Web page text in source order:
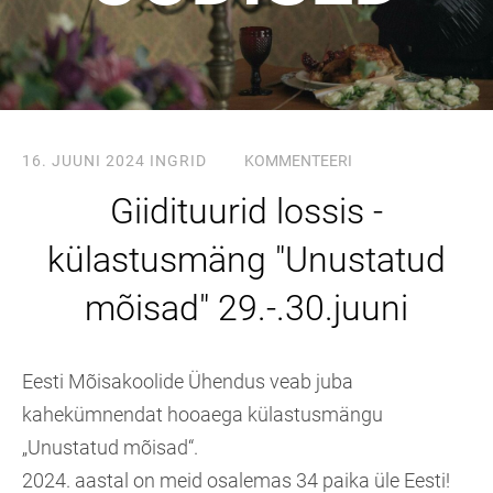
16. JUUNI 2024 INGRID KOMMENTEERI
Giidituurid lossis -
külastusmäng "Unustatud
mõisad" 29.-.30.juuni
Eesti Mõisakoolide Ühendus veab juba
kahekümnendat hooaega külastusmängu
„Unustatud mõisad“.
2024. aastal on meid osalemas 34 paika üle Eesti!